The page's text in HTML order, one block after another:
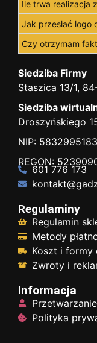
Ile trwa realizacja
Jak przesłać logo
Czy otrzymam
Siedziba Firmy
Staszica 13/1,
Siedziba
Droszyńskiego
NIP: 5832995183
REGON:
601 776 173
Regulaminy
Regulamin
Metody
Koszt i formy
Zwroty i
Informacja
Polityka